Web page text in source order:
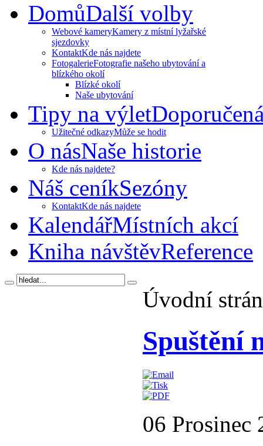
DomůDalší volby
Webové kameryKamery z místní lyžařské
sjezdovky
KontaktKde nás najdete
FotogalerieFotografie našeho ubytování a
blízkého okolí
Blízké okolí
Naše ubytování
Tipy na výlet
Užitečné odkazyMůže se hodit
O násNaše historie
Kde nás najdete?
Náš ceníkSezóny
KontaktKde nás najdete
KalendářMístních akcí
Kniha návštěvReference
Úvodní
Spuštění
06 Prosinec